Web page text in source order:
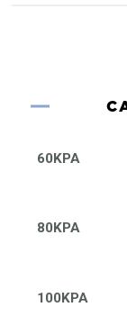
60KPA
80KPA
100KPA